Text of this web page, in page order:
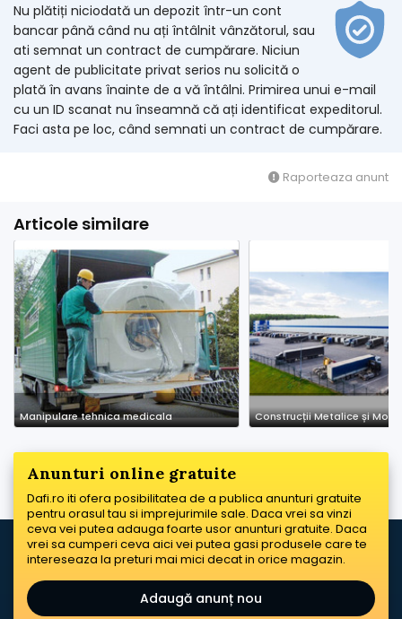
Nu plătiți niciodată un depozit într-un cont
bancar până când nu ați întâlnit vânzătorul, sau
ati semnat un contract de cumpărare. Niciun
agent de publicitate privat serios nu solicită o
plată în avans înainte de a vă întâlni. Primirea unui e-mail
cu un ID scanat nu înseamnă că ați identificat expeditorul.
Faci asta pe loc, când semnati un contract de cumpărare.
Raporteaza anunt
Articole similare
Manipulare tehnica medicala
Anunturi online gratuite
Dafi.ro iti ofera posibilitatea de a publica anunturi gratuite
pentru orasul tau si imprejurimile sale. Daca vrei sa vinzi
ceva vei putea adauga foarte usor anunturi gratuite. Daca
vrei sa cumperi ceva aici vei putea gasi produsele care te
intereseaza la preturi mai mici decat in orice magazin.
Adaugă anunț nou